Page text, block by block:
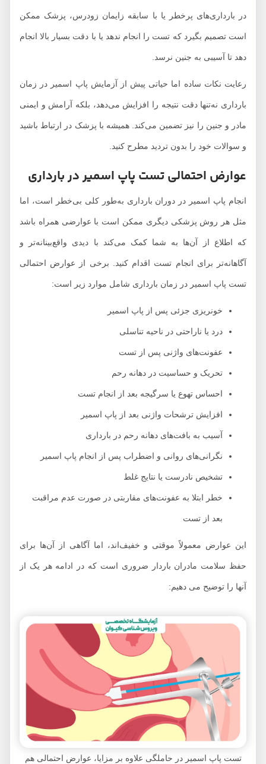
در بارداری‌های پرخطر یا با سابقه زایمان زودرس، پزشک ممکن
است تصمیم بگیرد که تست را انجام ندهد یا با دقت بسیار بالا انجام
دهد تا آسیبی به جنین نرسد.
رعایت نکات ساده اما حیاتی پیش از آزمایش پاپ اسمیر در زمان
بارداری نه‌تنها دقت نتیجه را افزایش می‌دهد، بلکه آرامش و ایمنی
مادر و جنین را نیز تضمین می‌کند. همیشه با پزشک در ارتباط باشید
و سوالات خود را بدون تردید مطرح کنید.
عوارض احتمالی تست پاپ اسمیر در بارداری
انجام پاپ اسمیر در دوران بارداری به‌طور کلی بی‌خطر است، اما
مثل هر روش پزشکی دیگری ممکن است با عوارضی همراه باشد
که اطلاع از آن‌ها به شما کمک می‌کند با دیدی واقع‌بینانه‌تر و
آگاهانه‌تر برای انجام تست اقدام کنید. برخی از عوارض احتمالی
تست پاپ اسمیر در زمان بارداری شامل موارد زیر است:
خونریزی جزئی پس از پاپ اسمیر
درد یا ناراحتی در ناحیه تناسلی
عفونت‌های واژنی پس از تست
تحریک و حساسیت در دهانه رحم
احساس تهوع یا سرگیجه بعد از انجام تست
افزایش ترشحات واژنی بعد از پاپ اسمیر
آسیب به بافت‌های دهانه رحم در بارداری
نگرانی‌های روانی و اضطراب پس از انجام پاپ اسمیر
تشخیص نادرست یا نتایج غلط
خطر ابتلا به عفونت‌های مقاربتی در صورت عدم مراقبت
بعد از تست
این عوارض معمولاً موقتی و خفیف‌اند، اما آگاهی از آن‌ها برای
حفظ سلامت مادران باردار ضروری است که در ادامه هر یک از
آنها را توضیح می دهیم:
تست پاپ اسمیر در حاملگی علاوه بر مزایا، عوارض احتمالی هم